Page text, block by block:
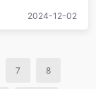
2024-12-02
7 8